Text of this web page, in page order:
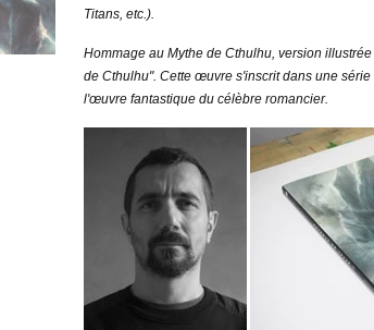
Titans, etc.).
Hommage au Mythe de Cthulhu, version
de Cthulhu". Cette œuvre s'inscrit dans une
l'œuvre fantastique du célèbre romancier.